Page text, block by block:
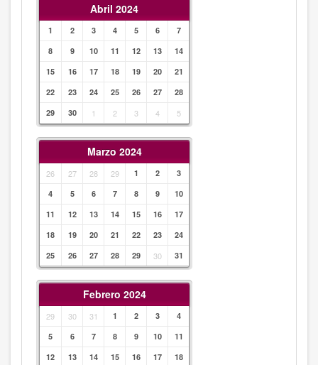
Abril 2024
1 2 3 4 5 6
7
8
9 10 11 12 13
14
15
16 17 18 19 20
21
22
23 24 25 26 27
28
29
30 1 2 3 4 5
Marzo 2024
26 27 28 29 1 2
3
4
5 6 7 8 9
10
11
12 13 14 15 16
17
18
19 20 21 22 23
24
25
26 27 28 29 30 31
Febrero 2024
29 30 31 1 2 3
4
5
6 7 8 9 10
11
12
13 14 15 16 17
18